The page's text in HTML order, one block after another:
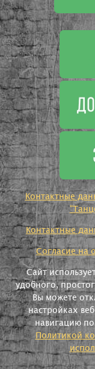
Контактные
Контактные
Согласие на
Сайт
удобного,
Вы можете
настройках
навигацию по
Политикой